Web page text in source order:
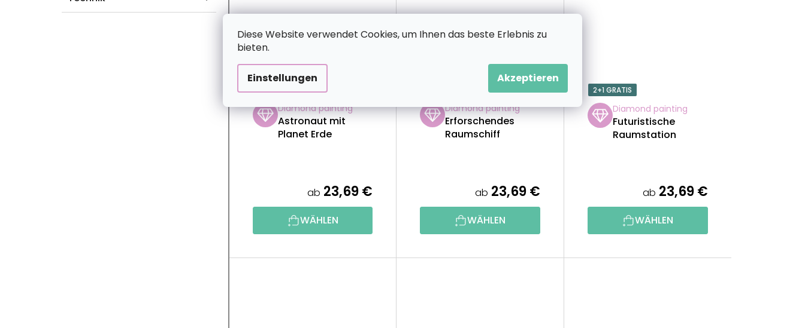
Diese Website verwendet Cookies, um Ihnen das beste Erlebnis zu
bieten.
Einstellungen Akzeptieren
2+1 GRATIS
Diamond painting
Astronaut mit
Planet Erde
ab 23,69 €
WÄHLEN
Diamond painting
Erforschendes
Raumschiff
ab 23,69 €
WÄHLEN
2+1 GRATIS
Diamond painting
Futuristische
Raumstation
ab 23,69 €
WÄHLEN